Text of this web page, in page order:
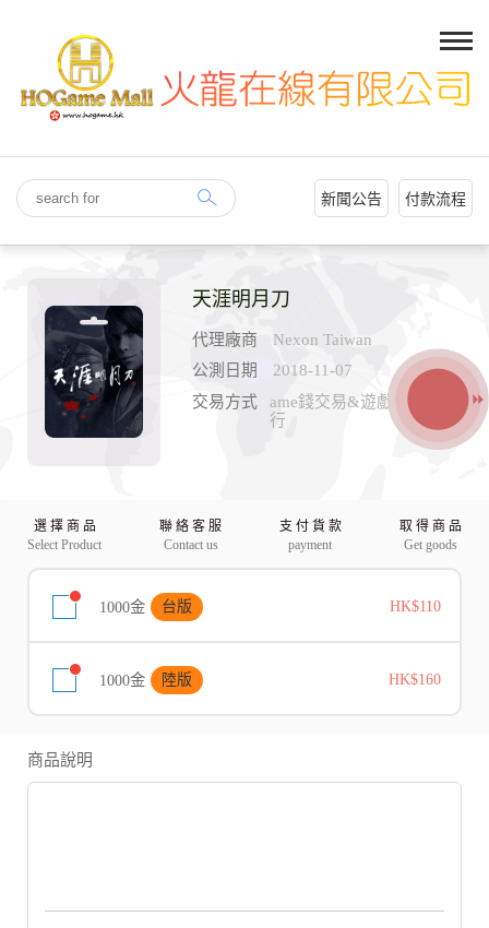
新聞公告 付款流程
天涯明月刀
代理廠商
Nexon Taiwan
公測日期
2018-11-07
交易方式
ame錢交易&遊戲內&拍賣
行
選 擇 商 品
Select Product
聯 絡 客 服
Contact us
支 付 貨 款
payment
取 得 商 品
Get goods
1000金 台版 HK$110
1000金 陸版 HK$160
商品說明